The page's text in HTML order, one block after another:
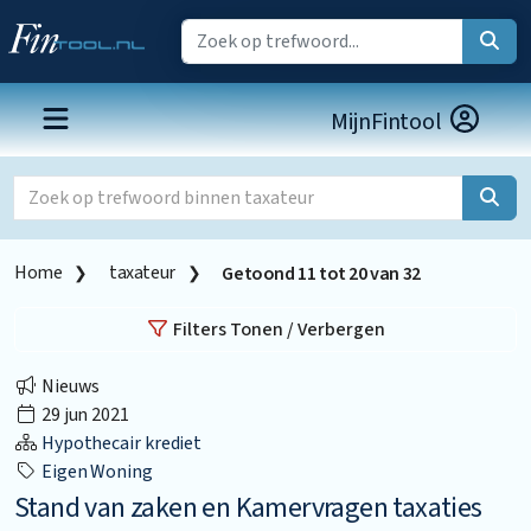
MijnFintool
Home taxateur Getoond11tot20van32
Filters Tonen / Verbergen
Nieuws
29 jun 2021
Hypothecair krediet
Eigen Woning
Stand van zaken en Kamervragen taxaties